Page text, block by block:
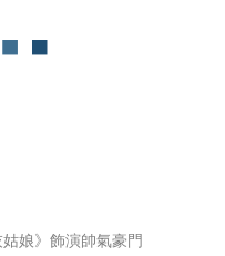
娘》飾演帥氣豪門